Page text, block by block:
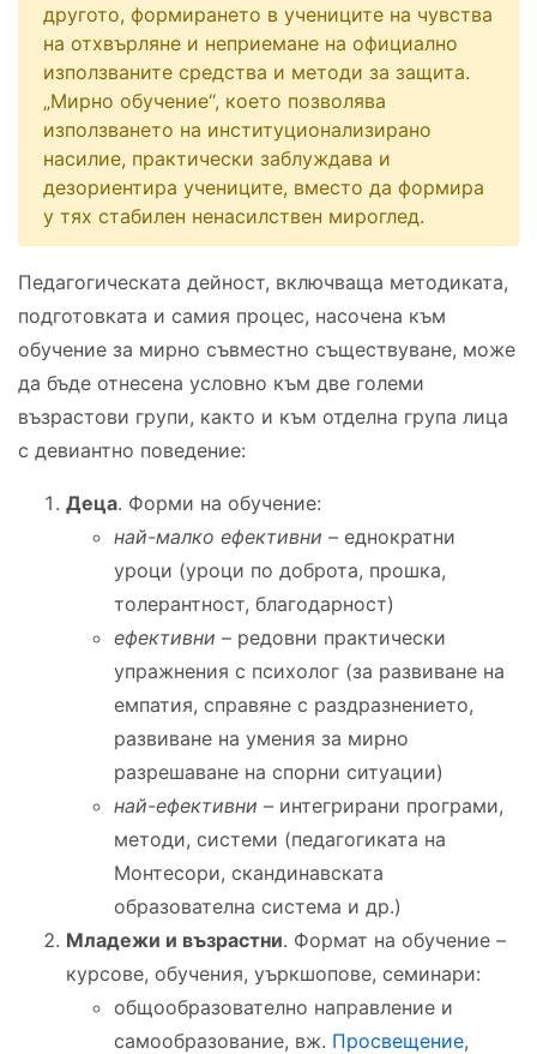
другото, формирането в учениците на чувства
на отхвърляне и неприемане на официално
използваните средства и методи за защита.
„Мирно обучение“, което позволява
използването на институционализирано
насилие, практически заблуждава и
дезориентира учениците, вместо да формира
у тях стабилен ненасилствен мироглед.
Педагогическата дейност, включваща методиката,
подготовката и самия процес, насочена към
обучение за мирно съвместно съществуване, може
да бъде отнесена условно към две големи
възрастови групи, както и към отделна група лица
с девиантно поведение:
Деца. Форми на обучение:
най-малко ефективни – еднократни
уроци (уроци по доброта, прошка,
толерантност, благодарност)
ефективни – редовни практически
упражнения с психолог (за развиване на
емпатия, справяне с раздразнението,
развиване на умения за мирно
разрешаване на спорни ситуации)
най-ефективни – интегрирани програми,
методи, системи (педагогиката на
Монтесори, скандинавската
образователна система и др.)
Младежи и възрастни. Формат на обучение –
курсове, обучения, уъркшопове, семинари:
общообразователно направление и
самообразование, вж. Просвещение,